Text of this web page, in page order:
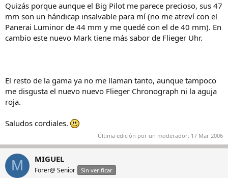
Quizás porque aunque el Big Pilot me parece precioso, sus 47
mm son un hándicap insalvable para mí (no me atreví con el
Panerai Luminor de 44 mm y me quedé con el de 40 mm). En
cambio este nuevo Mark tiene más sabor de Flieger Uhr.
El resto de la gama ya no me llaman tanto, aunque tampoco
me disgusta el nuevo nuevo Flieger Chronograph ni la aguja
roja.
Saludos cordiales.
Última edición por un moderador: 17 Mar 2006
M MIGUEL
Forer@ Senior Sin verificar